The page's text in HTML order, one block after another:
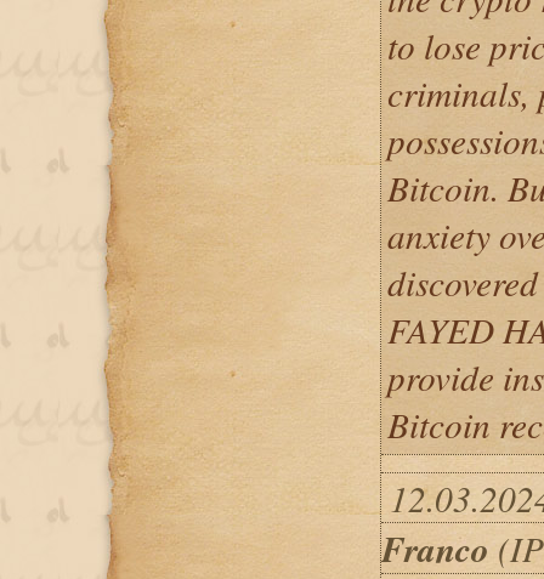
to lose
criminals,
Bitcoin.
anxiety
FAYED
provide
Bitcoin
Franco